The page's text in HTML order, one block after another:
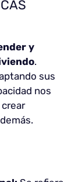
y
.
sus
nos
crear